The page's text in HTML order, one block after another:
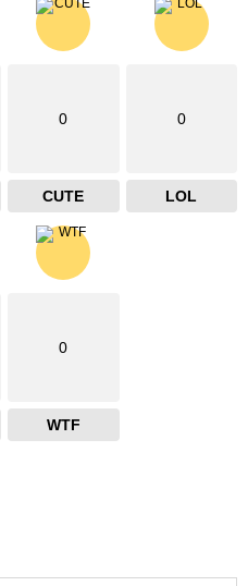
0
CUTE
0
LOL
0
WTF